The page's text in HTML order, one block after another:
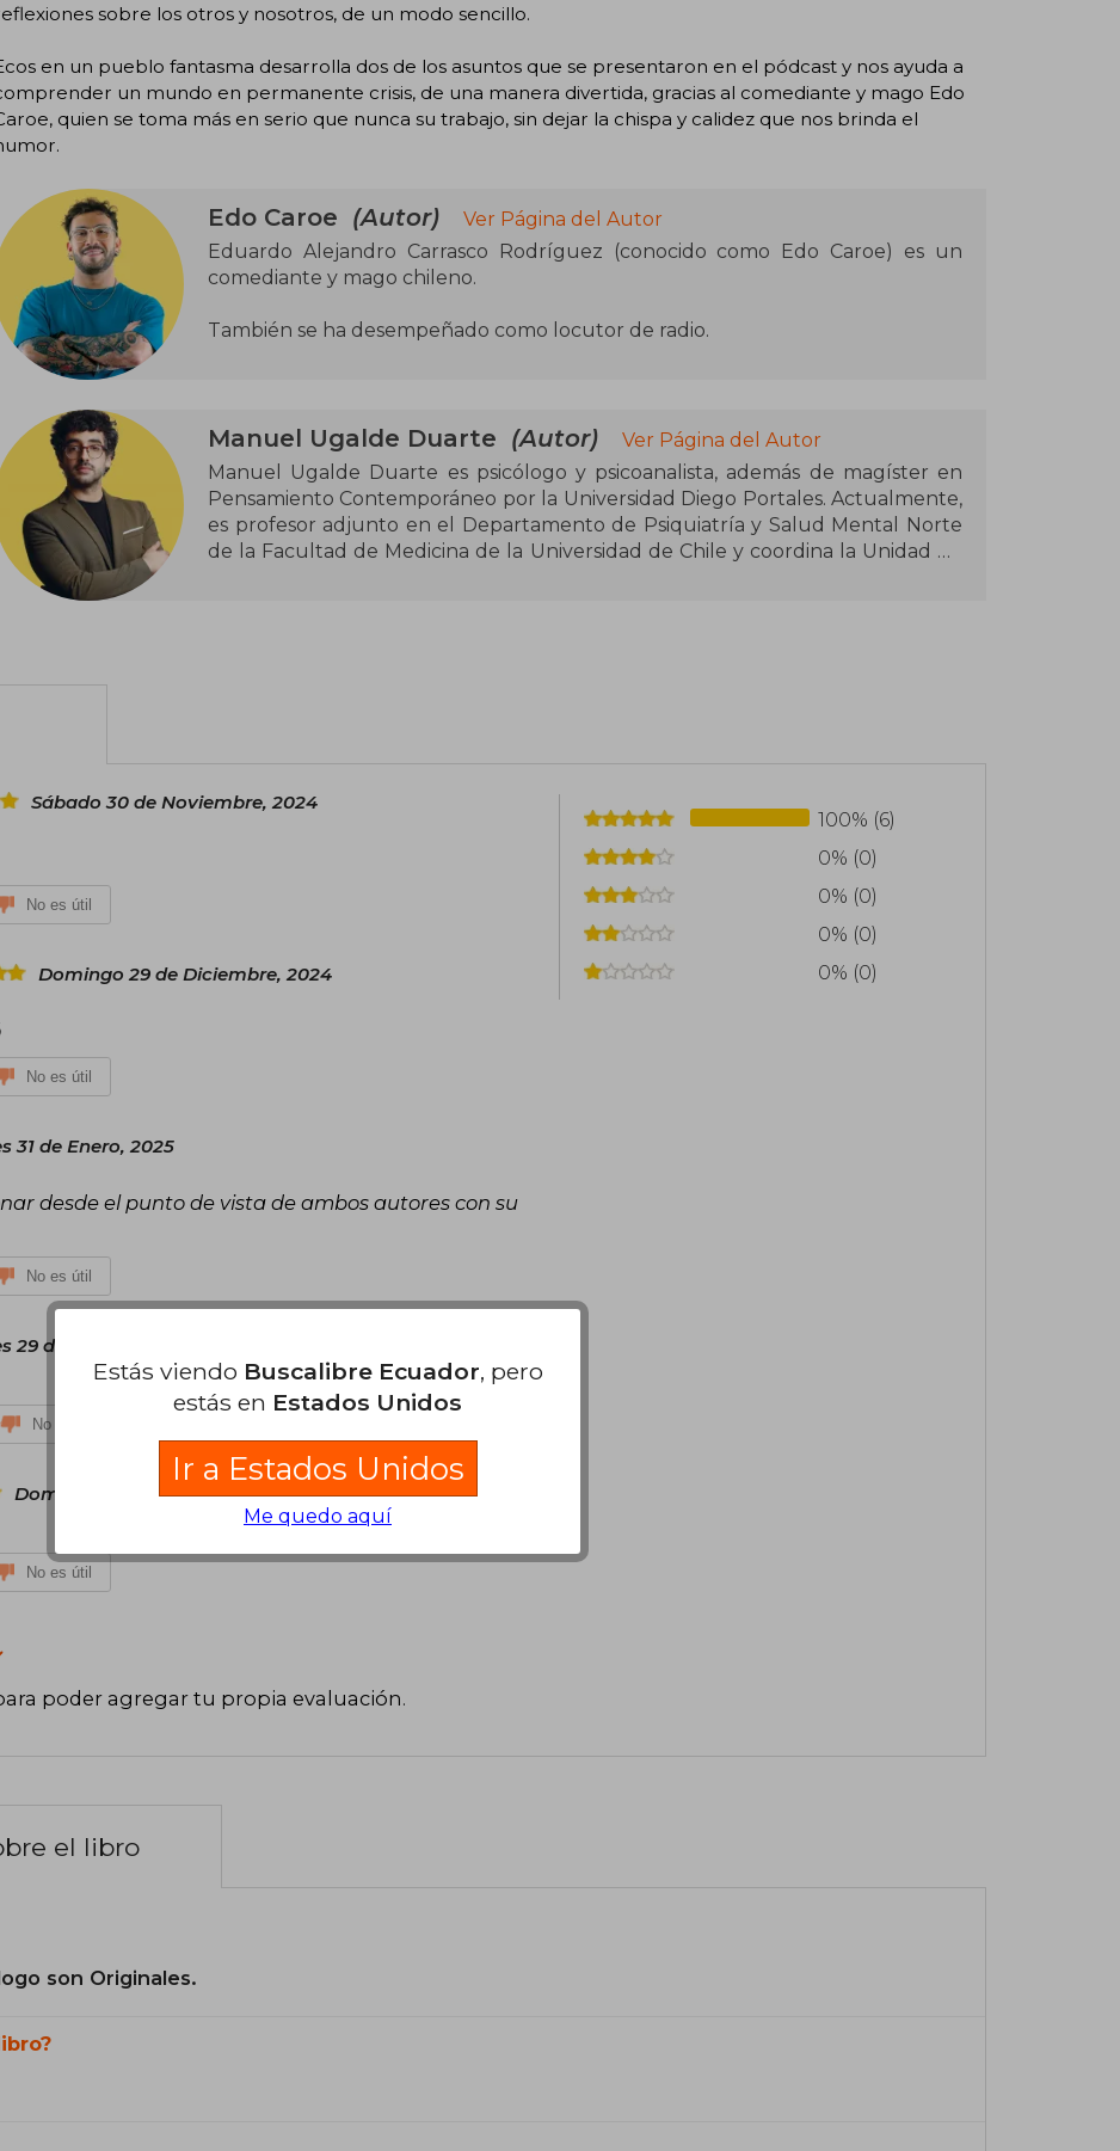
sobre los otros y nosotros, de un modo sencillo.
en un pueblo fantasma desarrolla dos de los asuntos que se presentaron en el pódcast y nos ayuda a
un mundo en permanente crisis, de una manera divertida, gracias al comediante y mago Edo
quien se toma más en serio que nunca su trabajo, sin dejar la chispa y calidez que nos brinda el
Edo Caroe (Autor)
Ver Página del Autor
Eduardo Alejandro Carrasco Rodríguez (conocido como Edo Caroe) es un
comediante y mago chileno.
También se ha desempeñado como locutor de radio.
Manuel Ugalde Duarte (Autor)
Ver Página del Autor
Manuel Ugalde Duarte es psicólogo y psicoanalista, además de magíster en
Pensamiento Contemporáneo por la Universidad Diego Portales. Actualmente,
es profesor adjunto en el Departamento de Psiquiatría y Salud Mental Norte
de la Facultad de Medicina de la Universidad de Chile y coordina la Unidad de
Sábado 30 de Noviembre, 2024
No es útil
Domingo 29 de Diciembre, 2024
No es útil
31 de Enero, 2025
desde el punto de vista de ambos autores con su
No es útil
29 de Noviembre, 2024
No es útil
Domingo 22 de Diciembre, 2024
No es útil
poder agregar tu propia evaluación.
100% (6)
0% (0)
0% (0)
0% (0)
0% (0)
el libro
son Originales.
Estás viendo Buscalibre Ecuador, pero
estás en Estados Unidos
Ir a Estados Unidos
Me quedo aquí